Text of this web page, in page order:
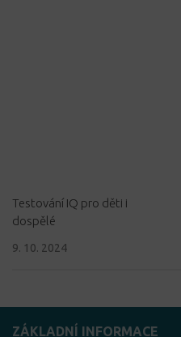
Testování IQ pro děti i
dospělé
9. 10. 2024
ZÁKLADNÍ INFORMACE